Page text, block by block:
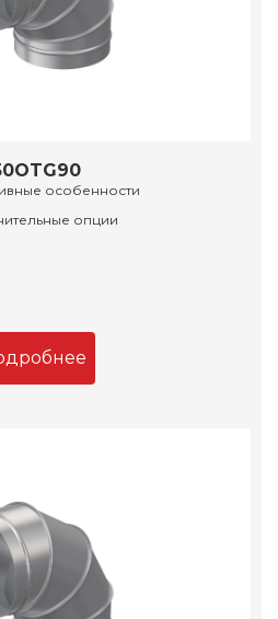
особенности
опции